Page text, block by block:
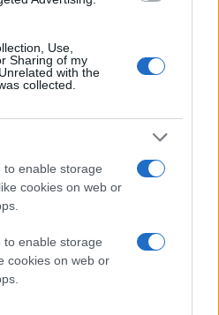
Use,
Sharing of my
with the
collected.
to enable storage
cookies on web or
to enable storage
cookies on web or
της εταιρίας, με όλα όσα